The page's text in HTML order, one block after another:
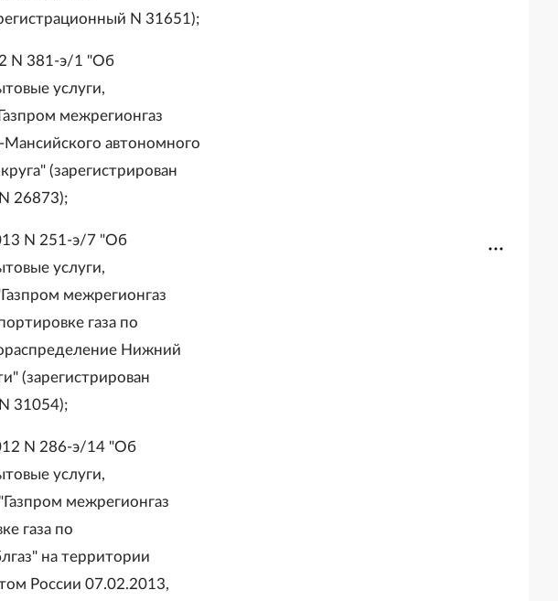
N 31651);
N 381-э/1 "Об
услуги,
межрегионгаз
автономного
(зарегистрирован
26873);
N 251-э/7 "Об
услуги,
межрегионгаз
газа по
Нижний
(зарегистрирован
31054);
N 286-э/14 "Об
услуги,
межрегионгаз
газа по
на территории
России 07.02.2013,